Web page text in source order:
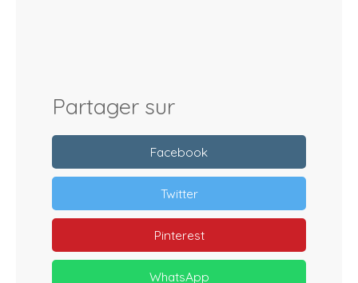
Partager sur
Facebook
Twitter
Pinterest
WhatsApp